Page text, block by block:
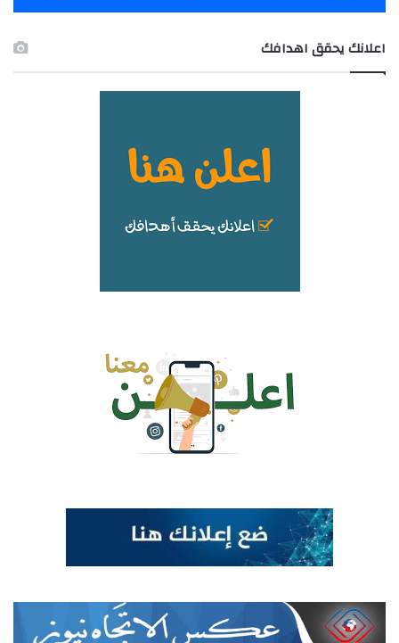
اعلانك يحقق اهدافك